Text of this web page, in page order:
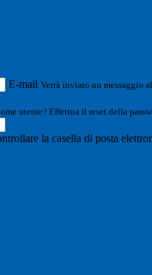
E-mail Verrà inviato un messaggio
utente? Effettua il reset della
la casella di posta